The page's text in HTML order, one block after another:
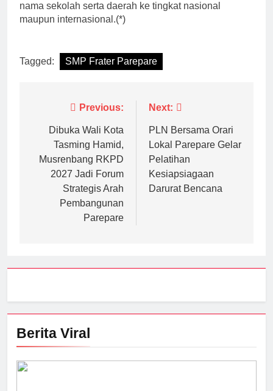
nama sekolah serta daerah ke tingkat nasional
maupun internasional.(*)
Tagged: SMP Frater Parepare
Navigasi
pos
Previous:
Dibuka Wali Kota
Tasming Hamid,
Musrenbang RKPD
2027 Jadi Forum
Strategis Arah
Pembangunan
Parepare
Next:
PLN Bersama Orari
Lokal Parepare Gelar
Pelatihan
Kesiapsiagaan
Darurat Bencana
Berita Viral